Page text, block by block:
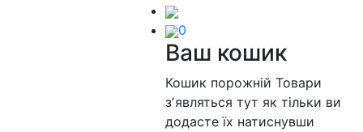
0
Ваш кошик
Кошик порожнійТовари
зʼявляться тут як тільки ви
додасте їх натиснувши